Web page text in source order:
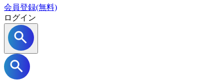
会員登録(無料)
ログイン